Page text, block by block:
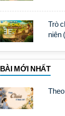
Trò
niên
BÀI MỚI NHẤT